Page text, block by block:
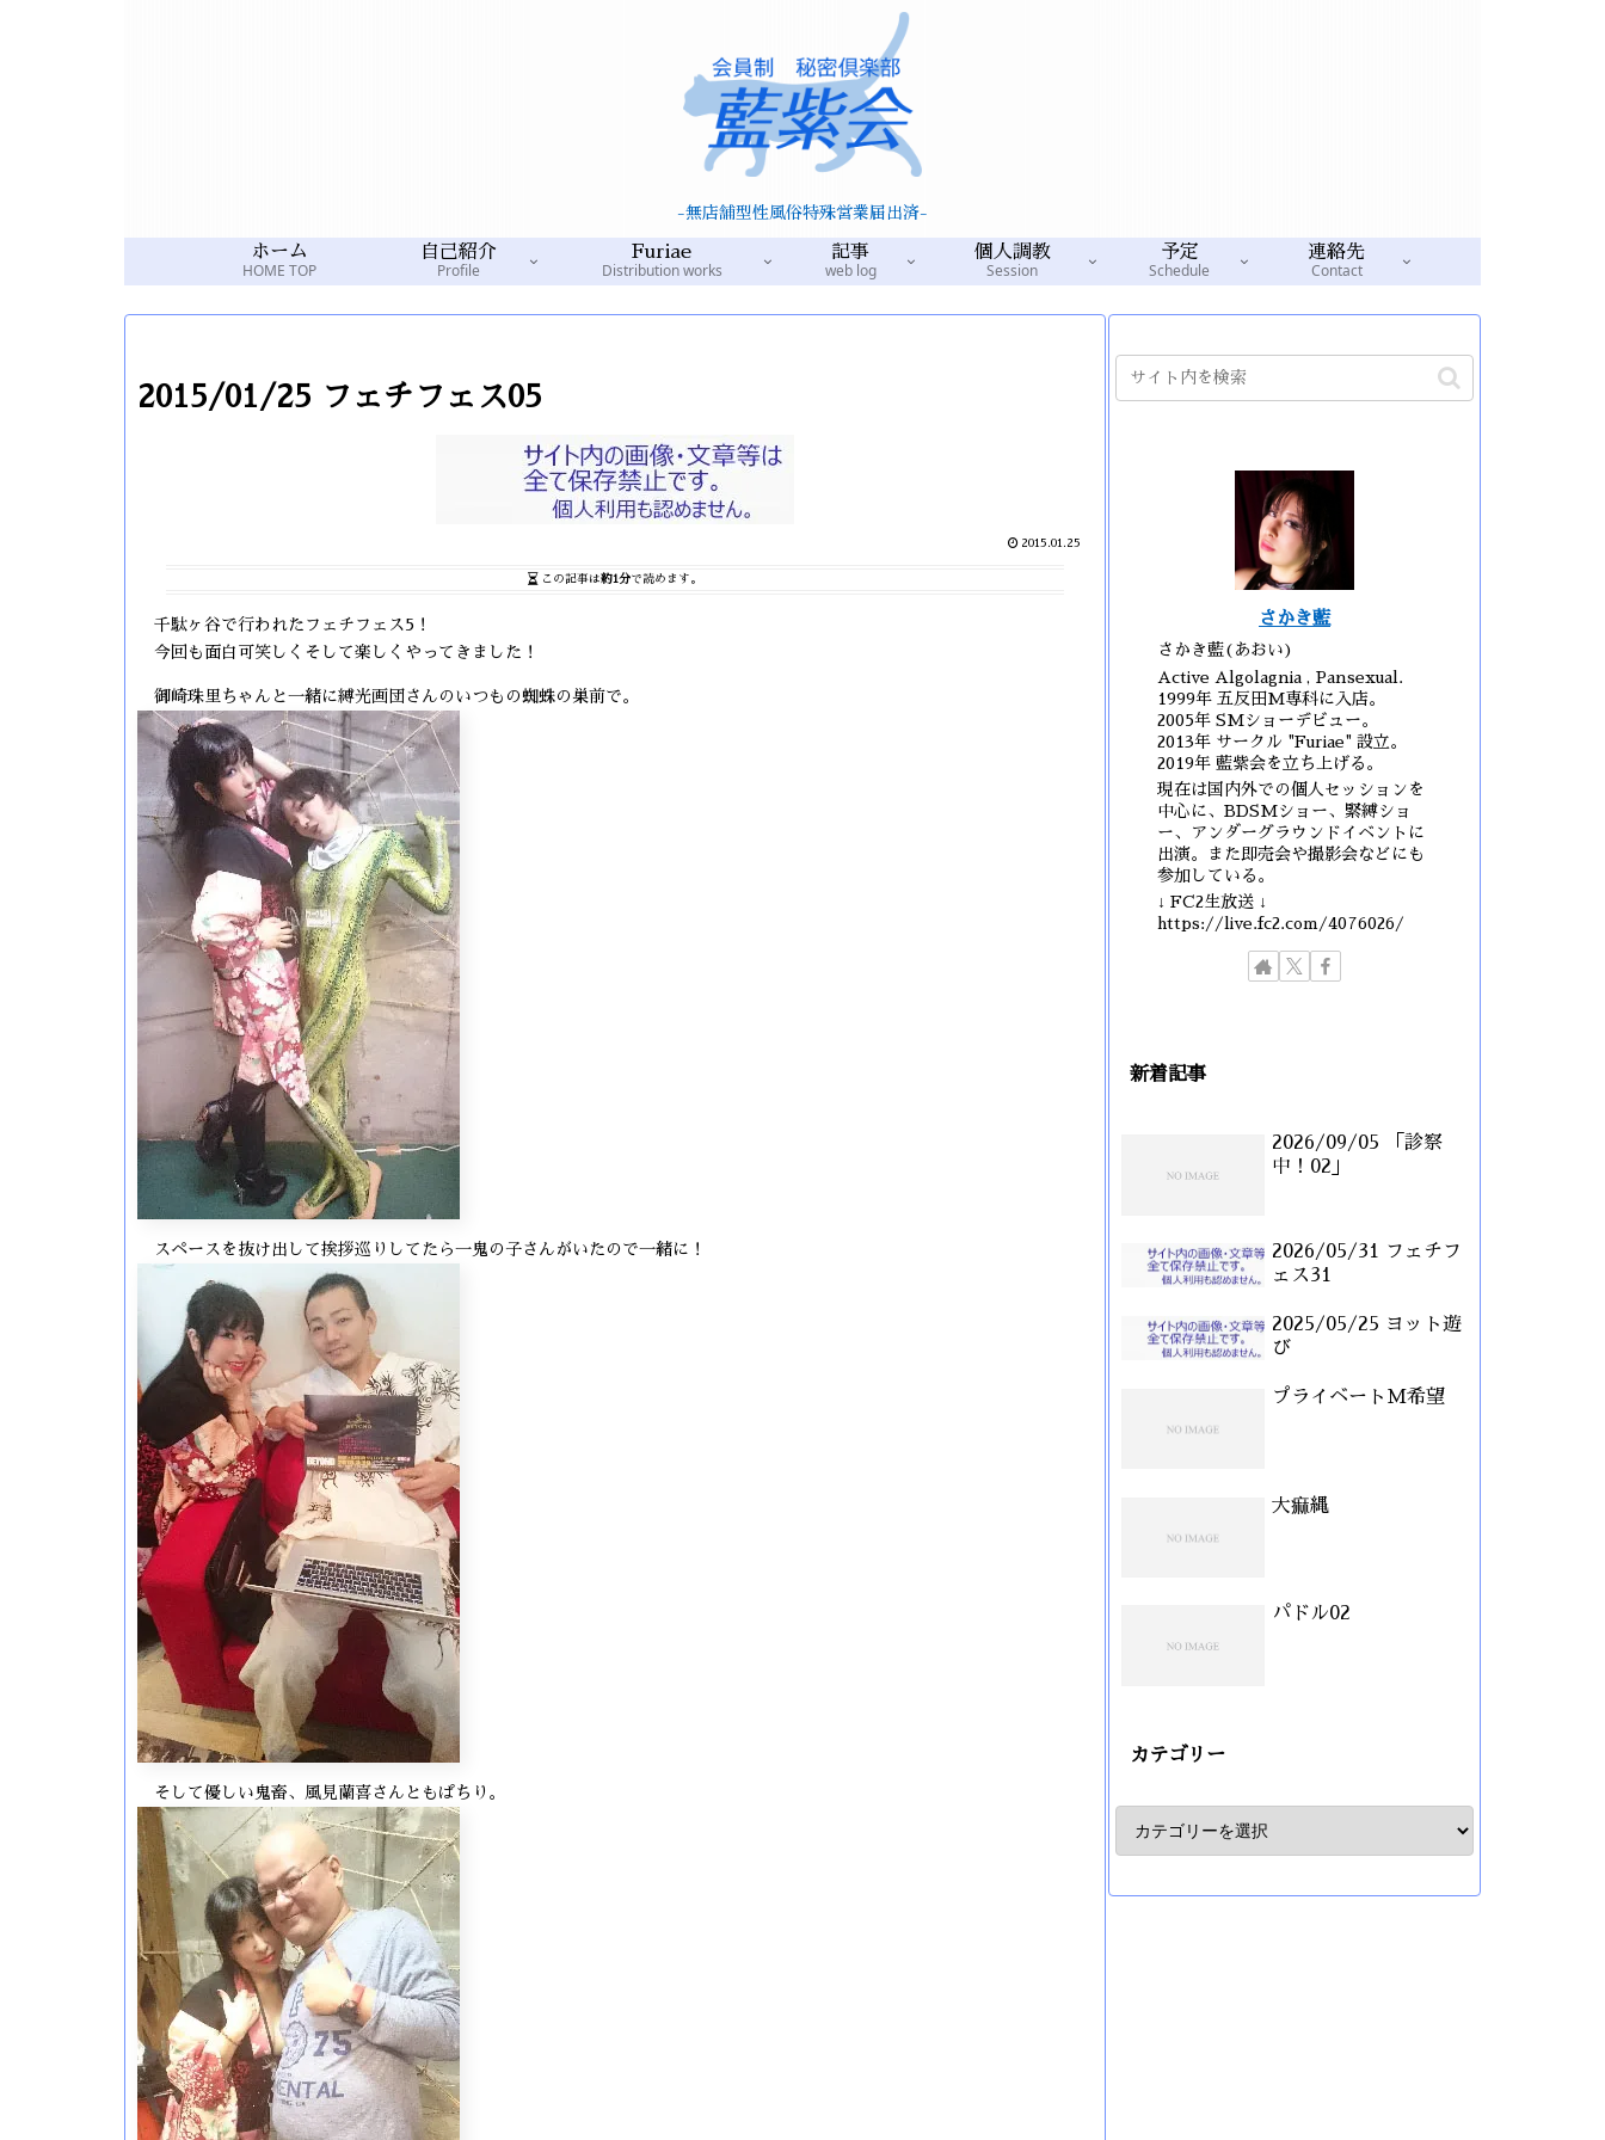
-無店舗型性風俗特殊営業届出済-
ホーム
HOME TOP
自己紹介
Profile
Furiae
Distribution works
記事
web log
個人調教
Session
予定
Schedule
連絡先
Contact
2015/01/25 フェチフェス05
2015.01.25
この記事は約1分で読めます。
千駄ヶ谷で行われたフェチフェス5！
今回も面白可笑しくそして楽しくやってきました！
御崎珠里ちゃんと一緒に縛光画団さんのいつもの蜘蛛の巣前で。
スペースを抜け出して挨拶巡りしてたら一鬼の子さんがいたので一緒に！
そして優しい鬼畜、風見蘭喜さんともぱちり。
さかき藍
さかき藍(あおい)
Active Algolagnia , Pansexual.
1999年 五反田M専科に入店。
2005年 SMショーデビュー。
2013年 サークル "Furiae" 設立。
2019年 藍紫会を立ち上げる。
現在は国内外での個人セッションを
中心に、BDSMショー、緊縛ショ
ー、アンダーグラウンドイベントに
出演。また即売会や撮影会などにも
参加している。
↓ FC2生放送 ↓
https://live.fc2.com/4076026/
新着記事
2026/09/05 「診察
中！02」
2026/05/31 フェチフ
ェス31
2025/05/25 ヨット遊
び
プライベートM希望
大痲縄
パドル02
カテゴリー